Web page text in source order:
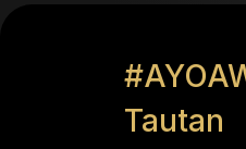
Tautan